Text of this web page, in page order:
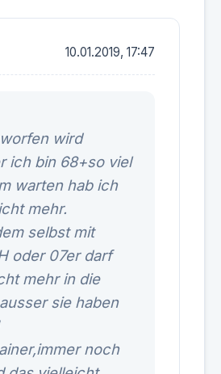
10.01.2019, 17:47
wird
ich bin 68+so viel
warten hab ich
mehr.
selbst mit
oder 07er darf
mehr in die
sie haben
noch